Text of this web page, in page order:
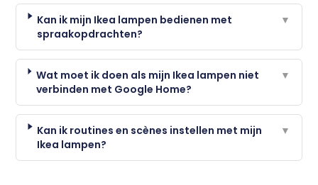
Kan ik mijn Ikea lampen bedienen met
spraakopdrachten?
▼
Wat moet ik doen als mijn Ikea lampen niet
verbinden met Google Home?
▼
Kan ik routines en scènes instellen met mijn
Ikea lampen?
▼